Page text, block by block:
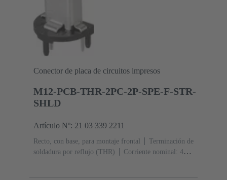
Conector de placa de circuitos impresos
M12-PCB-THR-2PC-2P-SPE-F-STR-
SHLD
Artículo Nº: 21 03 339 2211
Recto, con base, para montaje frontal
Terminación de
soldadura por reflujo (THR)
Corriente nominal: ‌4